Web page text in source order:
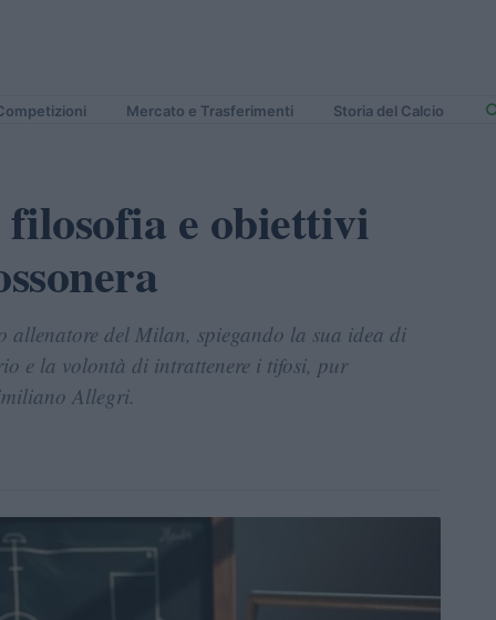
Mercato e Trasferimenti Storia del Calcio
e obiettivi
allenatore del Milan, spiegando la sua idea di
e la volontà di intrattenere i tifosi, pur
Allegri.